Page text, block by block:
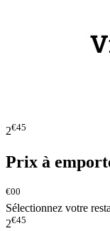
2€45
Prix à
€00
Sélectionnez votre
2€45